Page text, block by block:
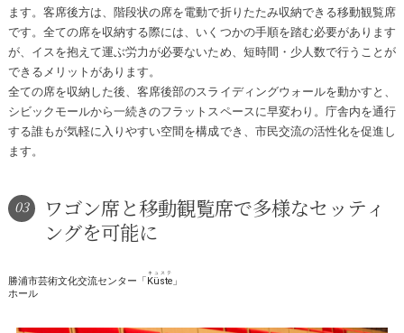
ます。客席後方は、階段状の席を電動で折りたたみ収納できる移動観覧席
です。全ての席を収納する際には、いくつかの手順を踏む必要があります
が、イスを抱えて運ぶ労力が必要ないため、短時間・少人数で行うことが
できるメリットがあります。
全ての席を収納した後、客席後部のスライディングウォールを動かすと、
シビックモールから一続きのフラットスペースに早変わり。庁舎内を通行
する誰もが気軽に入りやすい空間を構成でき、市民交流の活性化を促進し
ます。
03
ワゴン席と移動観覧席で多様なセッティ
ングを可能に
勝浦市芸術文化交流センター「Küste
キュステ
」
ホール